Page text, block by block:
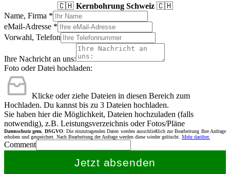
🇨🇭 Kernbohrung Schweiz🇨🇭
Name, Firma *
eMail-Adresse *
Vorwahl, Telefon
Ihre Nachricht an uns:
Foto oder Datei hochladen:
Klicke oder ziehe Dateien in diesen Bereich zum
Hochladen. Du kannst bis zu 3 Dateien hochladen.
Sie haben hier die Möglichkeit, Dateien hochzuladen (falls
notwendig), z.B. Leistungsverzeichnis oder Fotos/Pläne
Datenschutz gem. DSGVO: Die einzutragenden Daten werden ausschließlich zur Bearbeitung Ihre Anfrage
erhoben und gespeichert. Nach Bearbeitung der Anfrage werden diese wieder gelöscht. Mehr darüber.
Comment
Jetzt absenden